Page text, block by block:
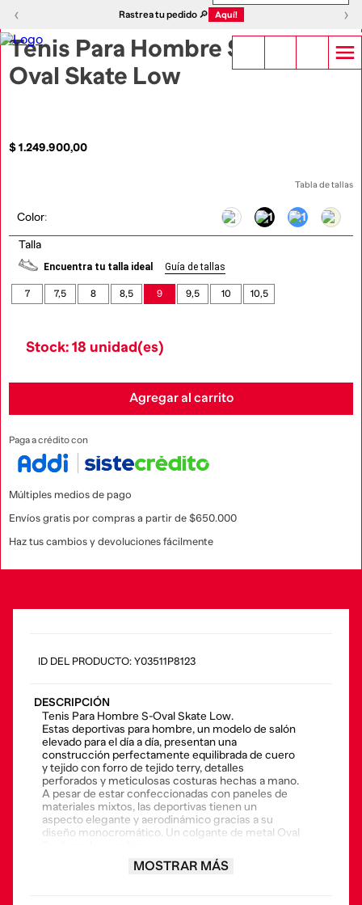
‹ Rastrea tu pedido 🔎 Aquí! ›
‹ ›
Tenis Para Hombre S-
Oval Skate Low
$1.249.900,00
Tabla de tallas
Color:
Talla
Encuentra tu talla ideal Guía de tallas
7 7,5 8 8,5 9 9,5 10 10,5
Stock: 18 unidad(es)
Agregar al carrito
Paga a crédito con
Múltiples medios de pago
Envíos gratis por compras a partir de $650.000
Haz tus cambios y devoluciones fácilmente
: Y03511P8123
DESCRIPCIÓN
Tenis Para Hombre S-Oval Skate Low.
Estas deportivas para hombre, un modelo de salón
elevado para el día a día, presentan una
construcción perfectamente equilibrada de cuero
y tejido con forro de tejido terry, detalles
perforados y meticulosas costuras hechas a mano.
A pesar de estar confeccionadas con paneles de
materiales mixtos, las deportivas tienen un
aspecto elegante y aerodinámico gracias a su
diseño monocromático. Un colgante de metal Oval
• Composición: 100% poliéster, contraste 100%
MOSTRAR MÁS